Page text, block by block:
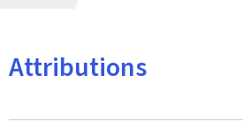
Attributions